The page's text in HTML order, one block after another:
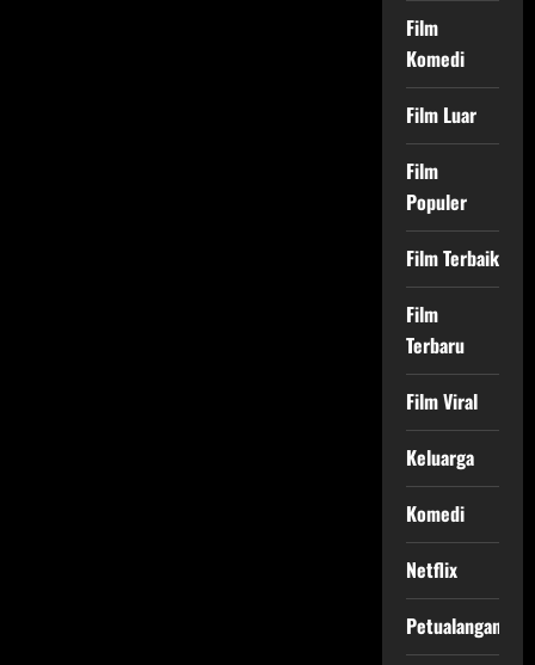
Film
Komedi
Film Luar
Film
Populer
Film Terbaik
Film
Terbaru
Film Viral
Keluarga
Komedi
Netflix
Petualangan